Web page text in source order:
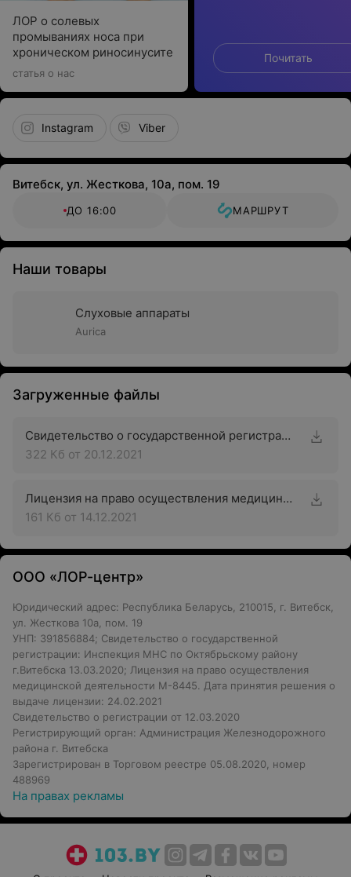
ЛОР о солевых
промываниях носа при
хроническом риносинусите
статья о нас
Почитать
Instagram Viber
Витебск, ул. Жесткова, 10а, пом. 19
ДО 16:00 МАРШРУТ
Наши товары
Слуховые аппараты
Aurica
Загруженные файлы
Свидетельство о государственной регистрации
322 Кб от 20.12.2021
Лицензия на право осуществления медицинской деятельности
161 Кб от 14.12.2021
ООО «ЛОР-центр»
Юридический адрес: Республика Беларусь, 210015, г. Витебск,
ул. Жесткова 10а, пом. 19
УНП: 391856884; Свидетельство о государственной
регистрации: Инспекция МНС по Октябрьскому району
г.Витебска 13.03.2020; Лицензия на право осуществления
медицинской деятельности М-8445. Дата принятия решения о
выдаче лицензии: 24.02.2021
Свидетельство о регистрации от 12.03.2020
Регистрирующий орган: Администрация Железнодорожного
района г. Витебска
Зарегистрирован в Торговом реестре 05.08.2020, номер
488969
На правах рекламы